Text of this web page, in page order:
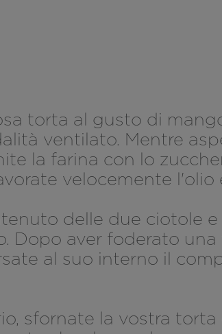
torta al gusto di
ventilato. Mentre
la farina con lo
velocemente l'olio
delle due ciotole
Dopo aver foderato
al suo interno il
sfornate la vostra